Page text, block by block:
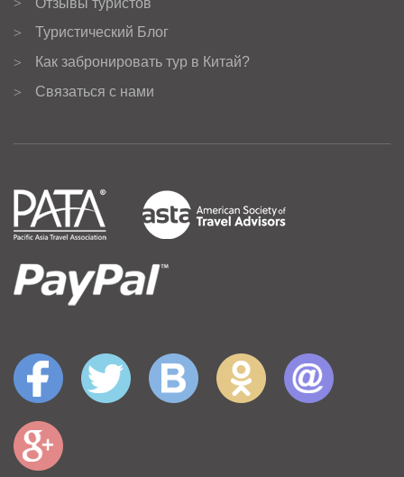
>
>
Туристический Блог
>
Как забронировать тур в Китай?
>
Связаться с нами